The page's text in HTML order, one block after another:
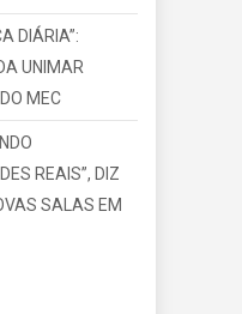
DO
DIÁRIA”:
UNIMAR
MEC
REAIS”, DIZ